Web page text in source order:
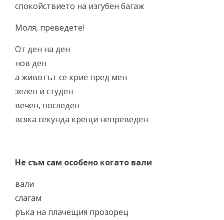
спокойствието на изгубен багаж
Моля, преведете!
От ден на ден
нов ден
а животът се крие пред мен
зелен и студен
вечен, последен
всяка секунда крещи непреведен
Не съм сам особено когато вали
вали
слагам
ръка на плачещия прозорец